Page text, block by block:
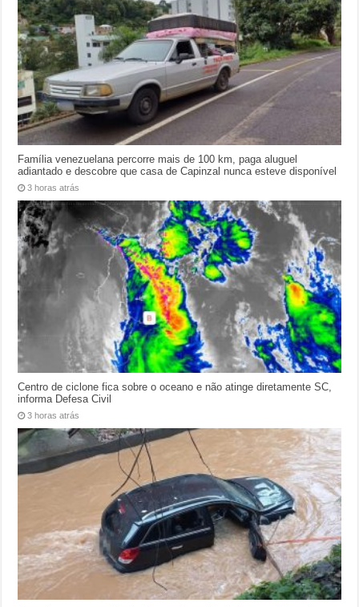
Família venezuelana percorre mais de 100 km, paga aluguel
adiantado e descobre que casa de Capinzal nunca esteve disponível
3 horas atrás
Centro de ciclone fica sobre o oceano e não atinge diretamente SC,
informa Defesa Civil
3 horas atrás